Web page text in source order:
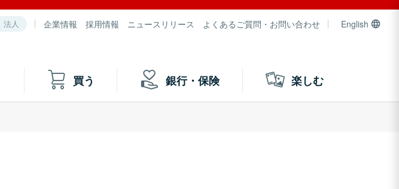
法人 企業情報 採用情報 ニュースリリース よくあるご質問・お問い合わせ English
買う 銀行・保険 楽しむ